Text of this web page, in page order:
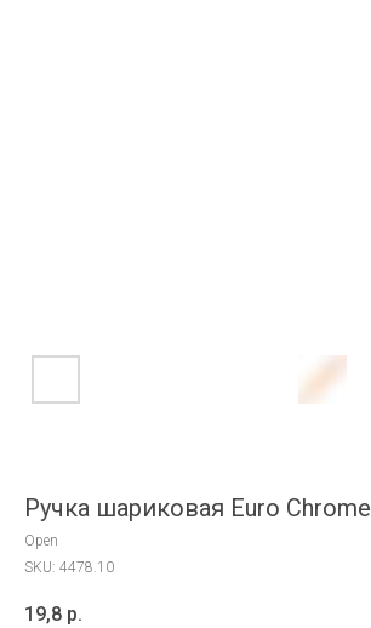
Ручка шариковая Euro Chrome
Open
SKU: 4478.10
19,8 р.